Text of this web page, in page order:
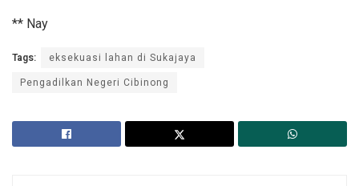
** Nay
Tags:
eksekuasi lahan di Sukajaya
Pengadilkan Negeri Cibinong